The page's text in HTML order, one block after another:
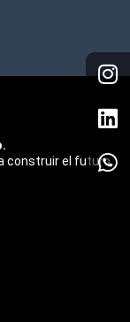
construir el futuro
I
n
s
t
a
g
L
i
n
k
e
d
W
h
a
t
s
a